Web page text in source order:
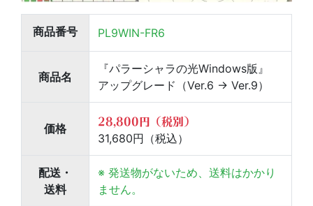
商品番号 PL9WIN-FR6
商品名
『パラーシャラの光Windows版』
アップグレード（Ver.6 → Ver.9）
価格
28,800円（税別）
31,680円（税込）
配送 ・
送料
※ 発送物がないため、送料はかかり
ません。